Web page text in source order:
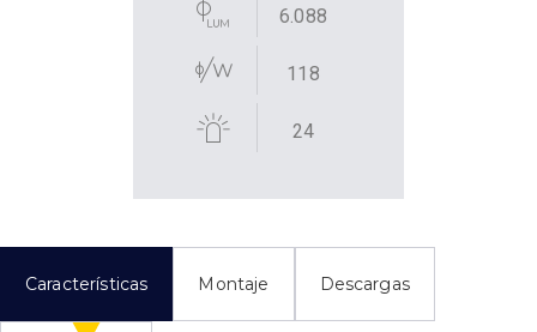
6.088
118
24
Características Montaje Descargas